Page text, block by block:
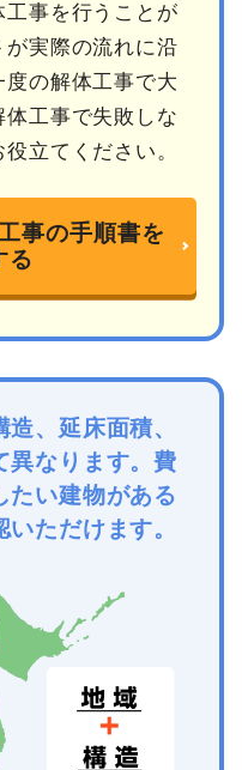
工事を行うことが
実際の流れに沿
の解体工事で大
工事で失敗しな
立てください。
事の手順書を
る
、延床面積、
異なります。費
たい建物がある
ただけます。